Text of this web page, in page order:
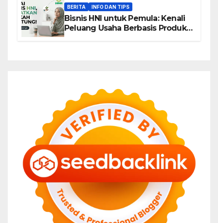
BERITA INFO DAN TIPS
Bisnis HNI untuk Pemula: Kenali
Peluang Usaha Berbasis Produk,